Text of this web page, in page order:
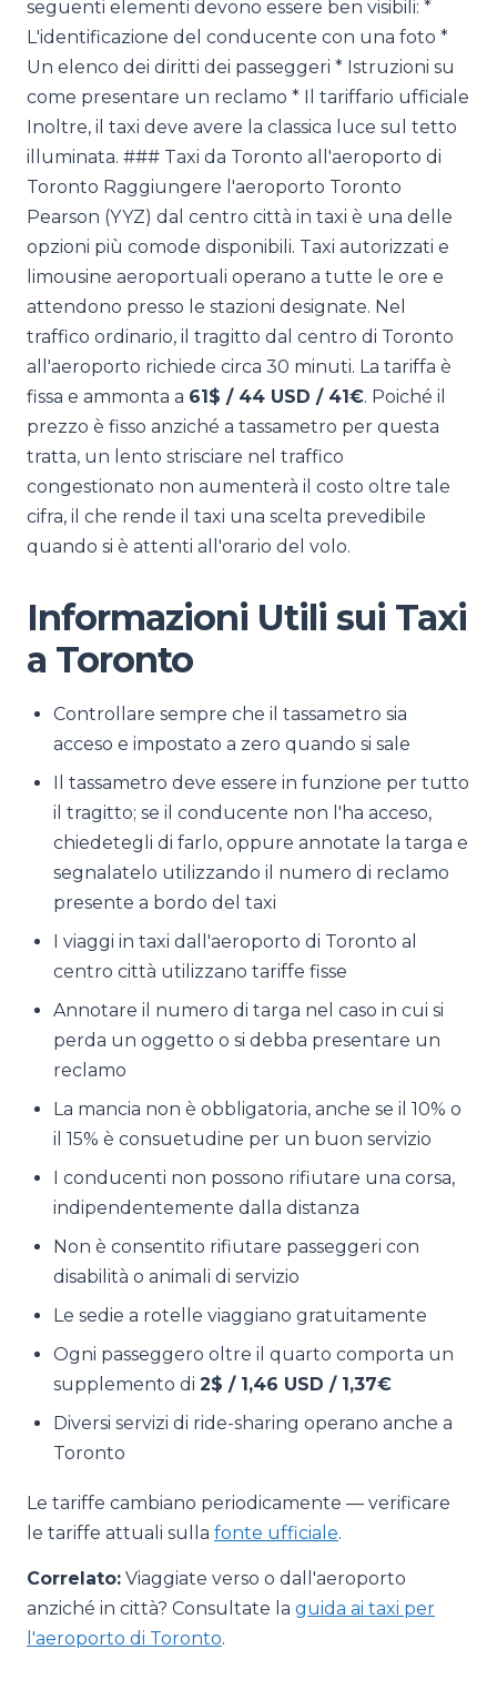
seguenti elementi devono essere ben visibili: *
L'identificazione del conducente con una foto *
Un elenco dei diritti dei passeggeri * Istruzioni su
come presentare un reclamo * Il tariffario ufficiale
Inoltre, il taxi deve avere la classica luce sul tetto
illuminata. ### Taxi da Toronto all'aeroporto di
Toronto Raggiungere l'aeroporto Toronto
Pearson (YYZ) dal centro città in taxi è una delle
opzioni più comode disponibili. Taxi autorizzati e
limousine aeroportuali operano a tutte le ore e
attendono presso le stazioni designate. Nel
traffico ordinario, il tragitto dal centro di Toronto
all'aeroporto richiede circa 30 minuti. La tariffa è
fissa e ammonta a 61$ / 44 USD / 41€. Poiché il
prezzo è fisso anziché a tassametro per questa
tratta, un lento strisciare nel traffico
congestionato non aumenterà il costo oltre tale
cifra, il che rende il taxi una scelta prevedibile
quando si è attenti all'orario del volo.
Informazioni Utili sui Taxi
a Toronto
Controllare sempre che il tassametro sia
acceso e impostato a zero quando si sale
Il tassametro deve essere in funzione per tutto
il tragitto; se il conducente non l'ha acceso,
chiedetegli di farlo, oppure annotate la targa e
segnalatelo utilizzando il numero di reclamo
presente a bordo del taxi
I viaggi in taxi dall'aeroporto di Toronto al
centro città utilizzano tariffe fisse
Annotare il numero di targa nel caso in cui si
perda un oggetto o si debba presentare un
reclamo
La mancia non è obbligatoria, anche se il 10% o
il 15% è consuetudine per un buon servizio
I conducenti non possono rifiutare una corsa,
indipendentemente dalla distanza
Non è consentito rifiutare passeggeri con
disabilità o animali di servizio
Le sedie a rotelle viaggiano gratuitamente
Ogni passeggero oltre il quarto comporta un
supplemento di 2$ / 1,46 USD / 1,37€
Diversi servizi di ride-sharing operano anche a
Toronto
Le tariffe cambiano periodicamente — verificare
le tariffe attuali sulla fonte ufficiale.
Correlato: Viaggiate verso o dall'aeroporto
anziché in città? Consultate la guida ai taxi per
l'aeroporto di Toronto.